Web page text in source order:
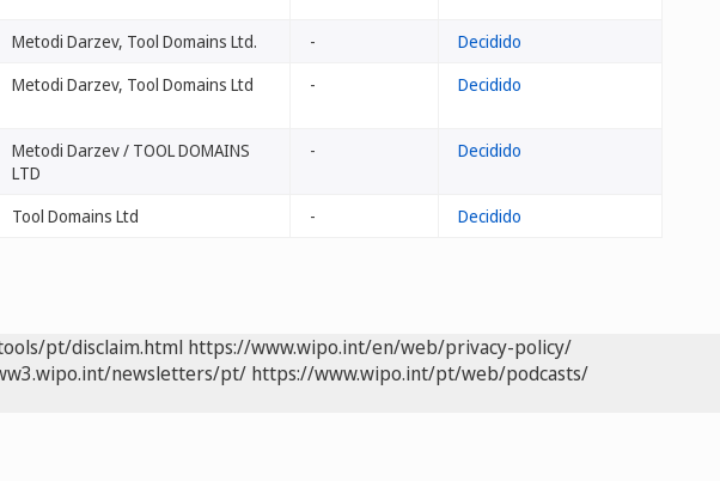
Metodi Darzev, Tool Domains Ltd. -
Decidido
Metodi Darzev, Tool Domains Ltd - Decidido
Metodi Darzev / TOOL DOMAINS
LTD
- Decidido
Tool Domains Ltd - Decidido
pt/disclaim.html https://www.wipo.int/en/web/privacy-policy/
newsletters/pt/ https://www.wipo.int/pt/web/podcasts/